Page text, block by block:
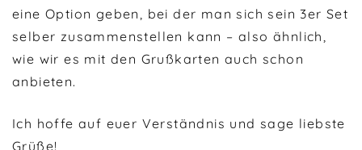
eine Option geben, bei der man sich sein 3er Set
selber zusammenstellen kann – also ähnlich,
wie wir es mit den Grußkarten auch schon
anbieten.
Ich hoffe auf euer Verständnis und sage liebste
Grüße!